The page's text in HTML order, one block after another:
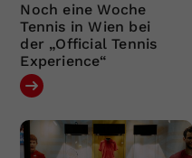
Noch eine Woche
Tennis in Wien bei
der „Official Tennis
Experience“